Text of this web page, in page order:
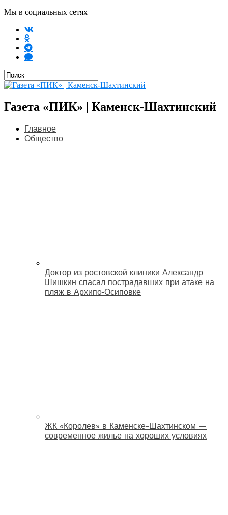
Мы в социальных сетях
Газета «ПИК» | Каменск-Шахтинский
Главное
Общество
Доктор из ростовской клиники Александр
Шишкин спасал пострадавших при атаке на
пляж в Архипо‑Осиповке
ЖК «Королев» в Каменске-Шахтинском —
современное жилье на хороших условиях